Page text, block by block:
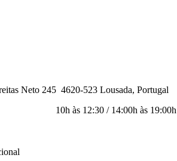
Neto 245 4620-523 Lousada, Portugal
às 12:30 / 14:00h às 19:00h